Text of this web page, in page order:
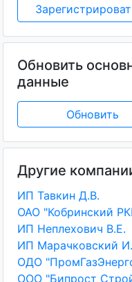
Обновить
данные
Обновить
Другие
ИП Тавкин Д.В.
ОАО "Кобринский
ИП Неплехович В.Е.
ИП Марачковский
ОДО
ООО "Бипрост